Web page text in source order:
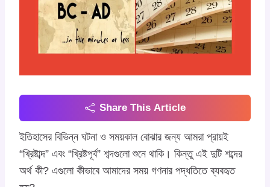
Share This Article
ইতিহাসের বিভিন্ন ঘটনা ও সময়কাল বোঝার জন্য আমরা প্রায়ই
“খ্রিষ্টাব্দ” এবং “খ্রিষ্টপূর্ব” শব্দগুলো শুনে থাকি। কিন্তু এই দুটি শব্দের
অর্থ কী? এগুলো কীভাবে আমাদের সময় গণনার পদ্ধতিতে ব্যবহৃত